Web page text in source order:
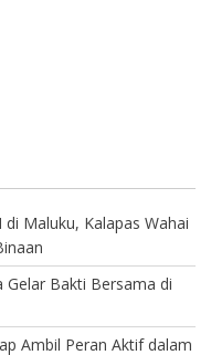
Maluku, Kalapas Wahai
Bakti Bersama di
Ambil Peran Aktif dalam